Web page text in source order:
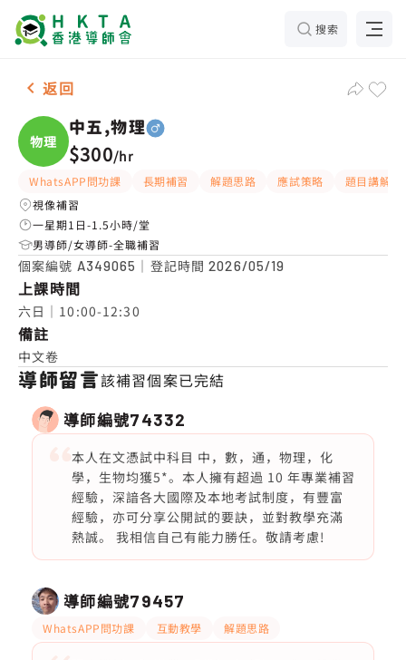
搜索
男-1名 中五,物理，將軍澳 補習推介
返回
物理
中五,物理
$300/hr
WhatsAPP問功課 長期補習 解題思路 應試策略
題目講解
視像補習
一星期1日-1.5小時/堂
男導師/女導師-全職補習
個案編號 A349065 ｜登記時間2026/05/19
上課時間
六日｜10:00-12:30
備註
中文卷
導師留言該補習個案已完結
導師編號74332
本人在文憑試中科目 中，數，通，物理，化
學，生物均獲5*。本人擁有超過 10 年專業補習
經驗，深諳各大國際及本地考試制度，有豐富
經驗，亦可分享公開試的要訣，並對教學充滿
熱誠。 我相信自己有能力勝任。敬請考慮!
導師編號79457
WhatsAPP問功課 互動教學 解題思路